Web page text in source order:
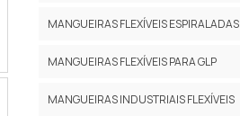
MANGUEIRAS FLEXÍVEIS ESPIRALADAS
MANGUEIRAS FLEXÍVEIS PARA GLP
MANGUEIRAS INDUSTRIAIS FLEXÍVEIS